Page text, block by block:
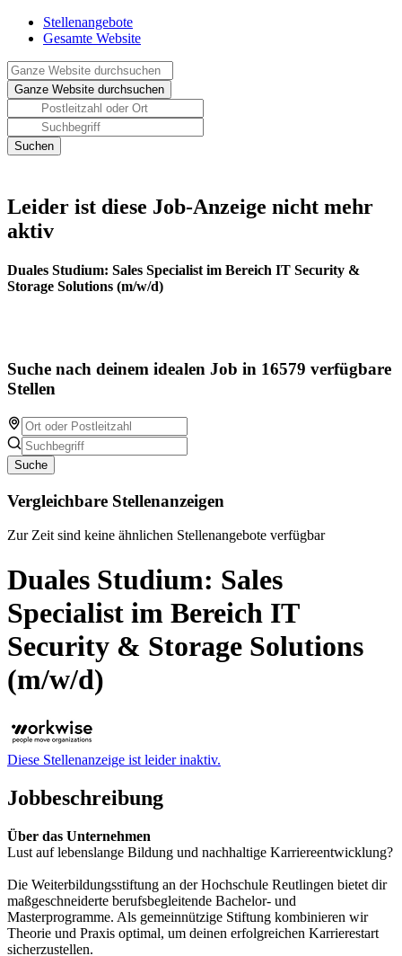
Stellenangebote
Gesamte Website
Leider ist diese Job-Anzeige nicht mehr
aktiv
Duales Studium: Sales Specialist im Bereich IT Security &
Storage Solutions (m/w/d)
Suche nach deinem idealen Job in 16579 verfügbare
Stellen
Suche
Vergleichbare Stellenanzeigen
Zur Zeit sind keine ähnlichen Stellenangebote verfügbar
Duales Studium: Sales
Specialist im Bereich IT
Security & Storage Solutions
(m/w/d)
Diese Stellenanzeige ist leider inaktiv.
Jobbeschreibung
Über das Unternehmen
Lust auf lebenslange Bildung und nachhaltige Karriereentwicklung?
Die Weiterbildungsstiftung an der Hochschule Reutlingen bietet dir
maßgeschneiderte berufsbegleitende Bachelor- und
Masterprogramme. Als gemeinnützige Stiftung kombinieren wir
Theorie und Praxis optimal, um deinen erfolgreichen Karrierestart
sicherzustellen.